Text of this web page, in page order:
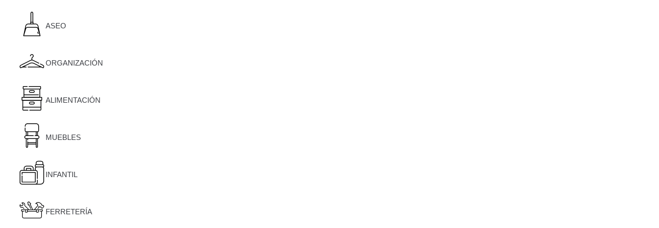
ASEO
ORGANIZACIÓN
ALIMENTACIÓN
MUEBLES
INFANTIL
FERRETERÍA